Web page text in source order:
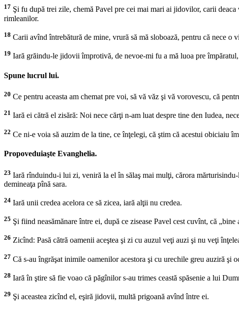
17 Şi fu după trei zile, chemă Pavel pre cei mai mari ai jidovilor, carii
rimleanilor.
18 Carii avînd întrebătură de mine, vrură să mă sloboază, pentru că nece o
19 Iară grăindu-le jidovii împrotivă, de nevoe-mi fu a mă luoa pre împăratul,
Spune lucrul lui.
20 Ce pentru aceasta am chemat pre voi, să vă văz şi vă vorovescu, că
21 Iară ei cătră el zisără: Noi nece cărţi n-am luat despre tine den Iudea,
22 Ce ni-e voia să auzim de la tine, ce înţelegi, că ştim că acestui obiciaiu
Propoveduiaşte Evanghelia.
23 Iară rînduindu-i lui zi, veniră la el în sălaş mai mulţi, cărora
demineaţa pînă sara.
24 Iară unii credea acelora ce să zicea, iară alţii nu credea.
25 Şi fiind neasămănare între ei, după ce zisease Pavel cest cuvînt, că
26 Zicînd: Pasă cătră oamenii aceştea şi zi cu auzul veţi auzi şi nu veţi
27 Că s-au îngrăşat inimile oamenilor acestora şi cu urechile greu auziră şi
28 Iară în ştire să fie voao că păgînilor s-au trimes ceastă spăsenie a lui
29 Şi aceastea zicînd el, eşiră jidovii, multă prigoană avînd între ei.